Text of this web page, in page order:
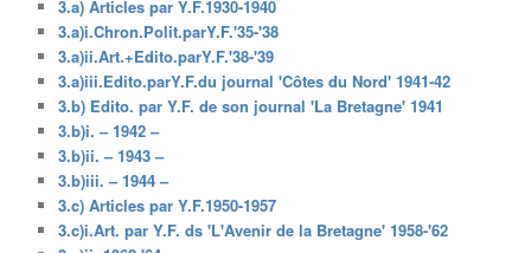
3.a) Articles par Y.F.1930-1940
3.a)i.Chron.Polit.parY.F.'35-'38
3.a)ii.Art.+Edito.parY.F.'38-'39
3.a)iii.Edito.parY.F.du journal 'Côtes du Nord' 1941-42
3.b) Edito. par Y.F. de son journal 'La Bretagne' 1941
3.b)i. – 1942 –
3.b)ii. – 1943 –
3.b)iii. – 1944 –
3.c) Articles par Y.F.1950-1957
3.c)i.Art. par Y.F. ds 'L'Avenir de la Bretagne' 1958-'62